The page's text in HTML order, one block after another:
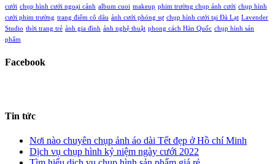
cưới chụp hình cưới ngoại cảnh album cuoi makeup phim trường chụp ảnh cưới chụp hình
cưới phim trường trang điểm cô dâu ảnh cưới phóng sự chụp hình cưới tại Đà Lạt Lavender
Studio thời trang trẻ ảnh gia đình ảnh nghệ thuật phong cách Hàn Quốc chụp hình sản
phẩm
Facebook
Tin tức
Nơi nào chuyên chụp ảnh áo dài Tết đẹp ở Hồ chí Minh
Dịch vụ chụp hình kỷ niệm ngày cưới 2022